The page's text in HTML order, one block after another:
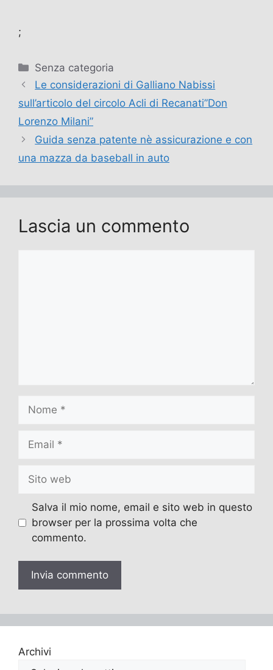
;
Categorie
Senza categoria
Le considerazioni di Galliano Nabissi
sull’articolo del circolo Acli di Recanati”Don
Lorenzo Milani”
Guida senza patente nè assicurazione e con
una mazza da baseball in auto
Lascia un commento
web
Salva il mio nome, email e sito web in questo
browser per la prossima volta che
commento.
Archivi